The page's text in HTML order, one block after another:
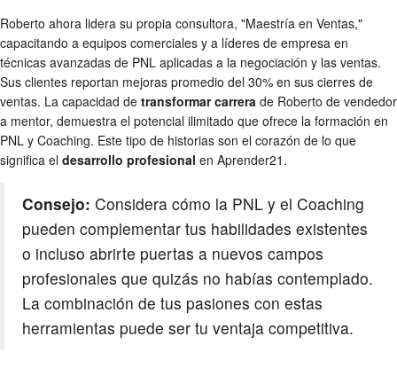
Roberto ahora lidera su propia consultora, "Maestría en Ventas,"
capacitando a equipos comerciales y a líderes de empresa en
técnicas avanzadas de PNL aplicadas a la negociación y las ventas.
Sus clientes reportan mejoras promedio del 30% en sus cierres de
ventas. La capacidad de transformar carrera de Roberto de vendedor
a mentor, demuestra el potencial ilimitado que ofrece la formación en
PNL y Coaching. Este tipo de historias son el corazón de lo que
significa el desarrollo profesional en Aprender21.
Consejo: Considera cómo la PNL y el Coaching
pueden complementar tus habilidades existentes
o incluso abrirte puertas a nuevos campos
profesionales que quizás no habías contemplado.
La combinación de tus pasiones con estas
herramientas puede ser tu ventaja competitiva.